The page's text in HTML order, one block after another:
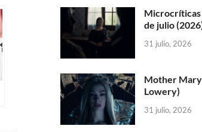
Microcríticas
de julio
31 julio, 2026
Mother
Lowery)
31 julio, 2026